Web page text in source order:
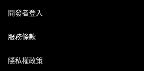
開發者登入
服務條款
隱私權政策